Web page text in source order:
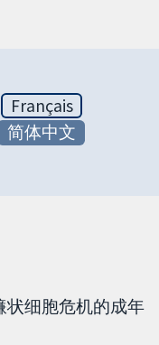
Français
简体中文
状细胞危机的成年